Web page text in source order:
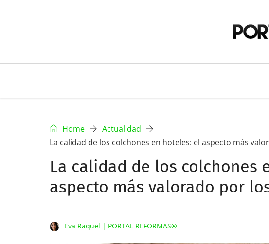
Home
Actualidad
La calidad de los colchones en hoteles: el aspecto más
La calidad de los colchones
aspecto más valorado por
Eva Raquel | PORTAL REFORMAS®